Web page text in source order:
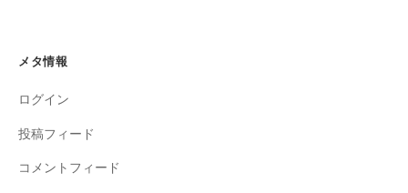
メタ情報
ログイン
投稿フィード
コメントフィード